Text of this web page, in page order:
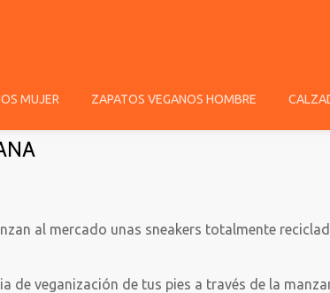
MUJER ZAPATOS VEGANOS HOMBRE
al mercado unas sneakers totalmente
de veganización de tus pies a través de la